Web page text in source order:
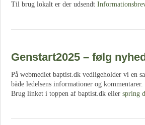
Til brug lokalt er der udsendt
Genstart2025 – følg
På webmediet baptist.dk vedligeholder vi en
både ledelsens informationer og kommentarer.
Brug linket i toppen af baptist.dk eller spring